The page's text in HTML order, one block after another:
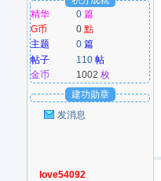
精华
0 篇
G币
0點
主题
0 篇
帖子
110 帖
金币
1002枚
建功勋章
发消息
love54092